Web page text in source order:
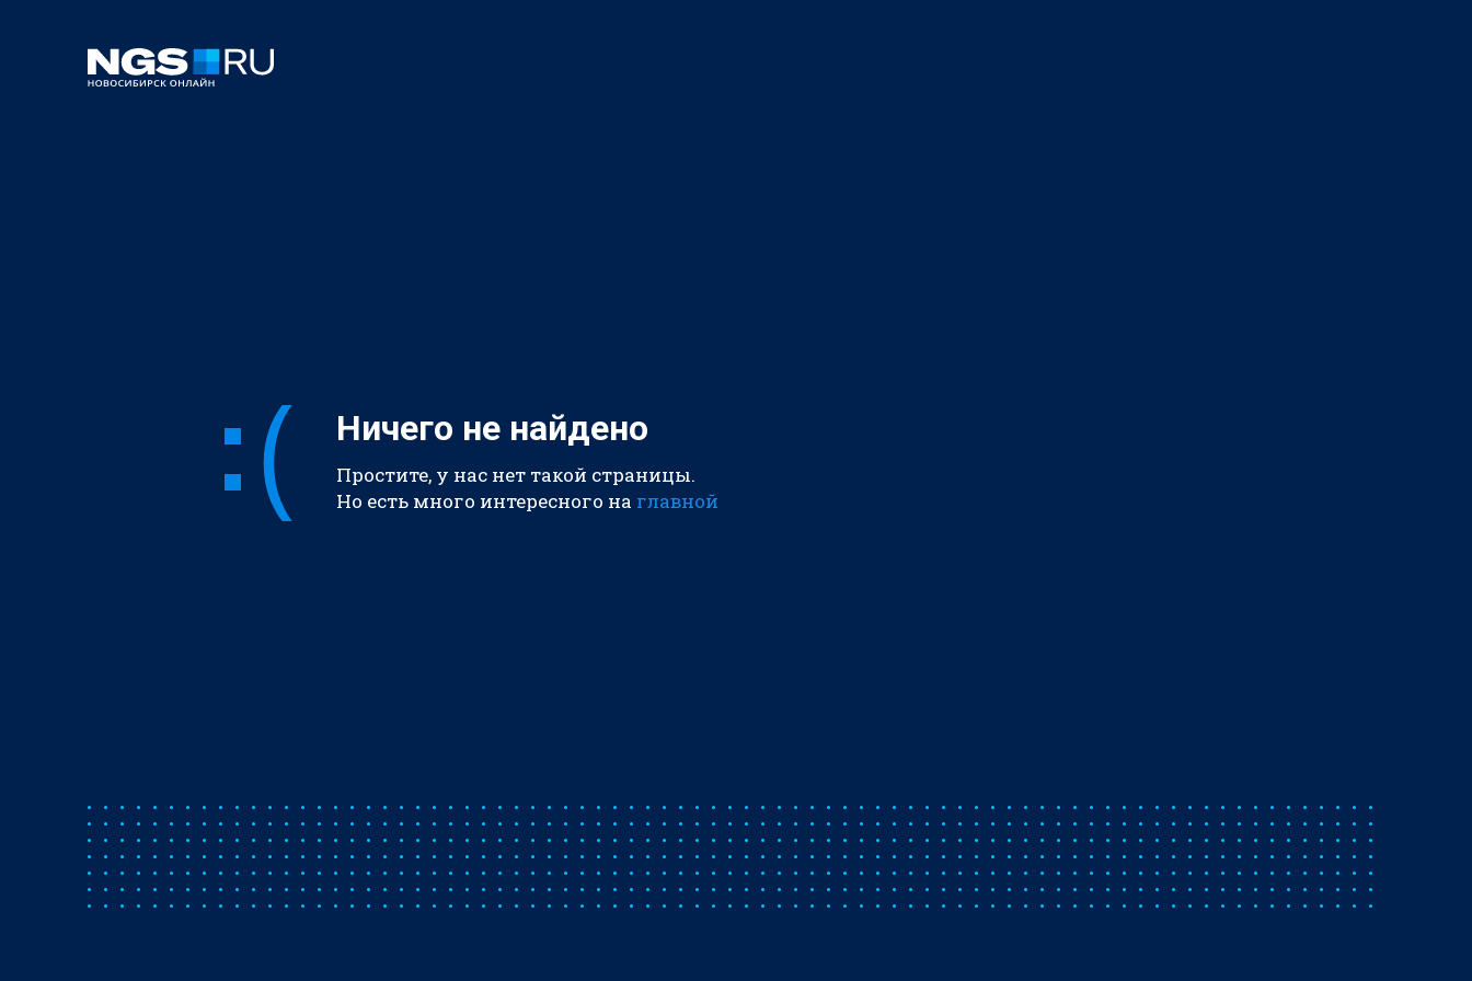
Ничего не найдено
Простите, у нас нет такой страницы.
Но есть много интересного на главной